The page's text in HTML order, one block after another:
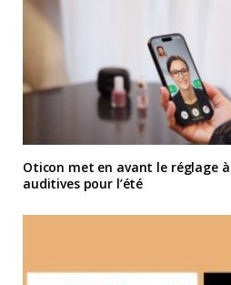
Oticon met en avant le réglage
auditives pour l’été